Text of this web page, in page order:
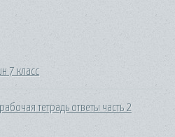
7 класс
тетрадь ответы часть 2